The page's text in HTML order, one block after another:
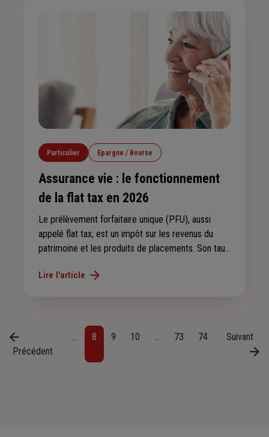
Particulier Epargne / Bourse
Assurance vie : le fonctionnement
de la flat tax en 2026
Le prélèvement forfaitaire unique (PFU), aussi
appelé flat tax, est un impôt sur les revenus du
patrimoine et les produits de placements. Son taux
types de revenus ; les produits (intérêts et plus-
Lire l'article
Pagination
Previous page
Précédent
Current page
8 Page
9 Page
10 Page
73 Page
74 Next page
Suivant